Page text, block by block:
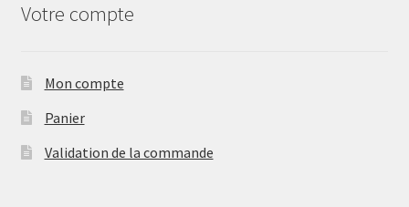
Votre compte
Mon compte
Panier
Validation de la commande